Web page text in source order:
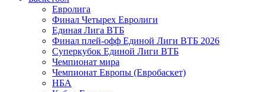
Евролига
Финал Четырех Евролиги
Единая Лига ВТБ
Финал плей-офф Единой Лиги ВТБ 2026
Суперкубок Единой Лиги ВТБ
Чемпионат мира
Чемпионат Европы (Евробаскет)
НБА